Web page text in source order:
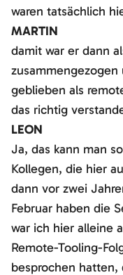
waren tatsächlich
MARTIN
damit war er dann
geblieben als
das richtig
LEON
Ja, das kann man
Kollegen, die hier
dann vor zwei
Februar haben die
war ich hier alleine
Remote-Tooling-
besprochen hatten,